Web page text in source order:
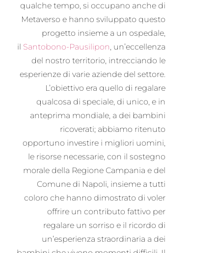
qualche tempo, si occupano anche di
Metaverso e hanno sviluppato questo
progetto insieme a un ospedale,
il Santobono-Pausilipon , un’eccellenza
del nostro territorio, intrecciando le
esperienze di varie aziende del settore.
L’obiettivo era quello di regalare
qualcosa di speciale, di unico, e in
anteprima mondiale, a dei bambini
ricoverati; abbiamo ritenuto
opportuno investire i migliori uomini,
le risorse necessarie, con il sostegno
morale della Regione Campania e del
Comune di Napoli, insieme a tutti
coloro che hanno dimostrato di voler
offrire un contributo fattivo per
regalare un sorriso e il ricordo di
un’esperienza straordinaria a dei